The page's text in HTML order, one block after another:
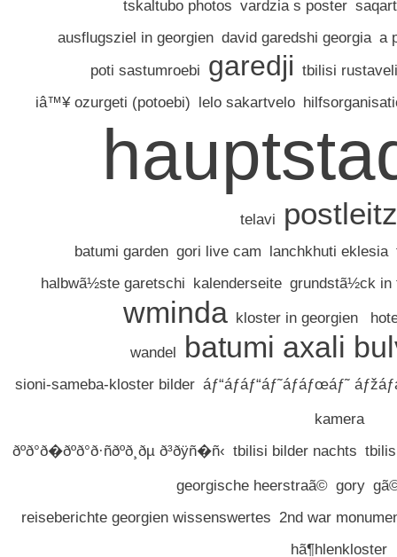
tskaltubo photos vardzia s poster
ausflugsziel in georgien david garedshi georgia a
poti sastumroebi garedji tbilisi
iâ™¥ ozurgeti (potoebi) lelo sakartvelo
telavi
batumi garden gori live cam lanchkhuti eklesia
halbwã½ste garetschi kalenderseite grundstã½ck in
wminda kloster in georgien
wandel batumi axali
sioni-sameba-kloster bilder áƒ“áƒáƒ“áƒ˜áƒáƒœáƒ˜
kamera
ðºð°ð�ðºð°ð·ñðºð¸ðµ ð³ðÿñ�ñ‹ tbilisi bilder nachts
georgische heerstraã© gory
reiseberichte georgien wissenswertes 2nd war
hã¶hlenkloster